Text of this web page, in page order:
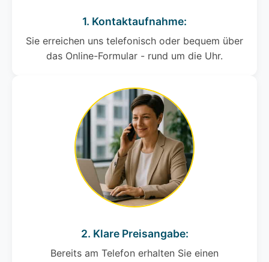
1. Kontaktaufnahme:
Sie erreichen uns telefonisch oder bequem über
das Online-Formular - rund um die Uhr.
2. Klare Preisangabe:
Bereits am Telefon erhalten Sie einen